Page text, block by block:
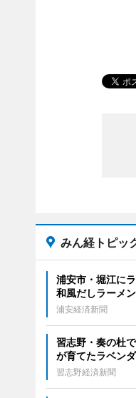
みん経トピッ
浦安市・堀江に
和風だしラーメ
浦安経済新聞
習志野・奏の杜
が育てたラベン
習志野経済新聞